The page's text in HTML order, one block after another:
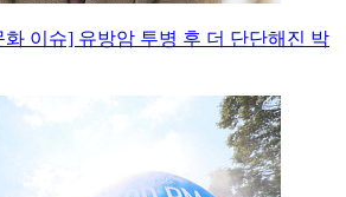
화 이슈] 유방암 투병 후 더 단단해진 박